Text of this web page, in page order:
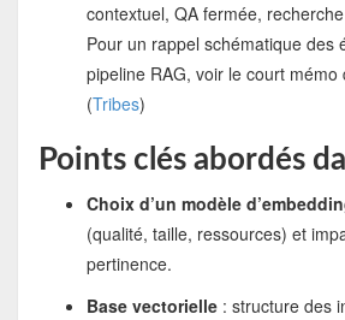
contextuel, QA fermée,
Pour un rappel schématique des
pipeline RAG, voir le court mémo
(Tribes)
Points clés abordés
Choix d’un modèle
(qualité, taille, ressources) et
pertinence.
Base vectorielle: structure des